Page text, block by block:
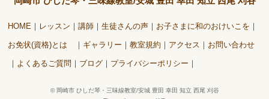
HOME レッスン 講師 生徒さんの声 お子さまに和のおけいこを
お免状(資格)とは ギャラリー 教室規約 アクセス お問い合わせ
よくあるご質問 ブログ プライバシーポリシー
© 岡崎市 ひしだ琴・三味線教室/安城 豊田 幸田 知立 西尾 刈谷